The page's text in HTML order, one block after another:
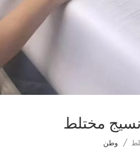
وطن /